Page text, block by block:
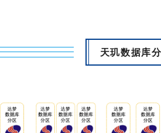
天玑数据库